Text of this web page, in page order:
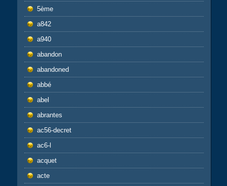
5ème
a842
a940
abandon
abandoned
abbé
abel
abrantes
ac56-decret
ac6-l
acquet
acte